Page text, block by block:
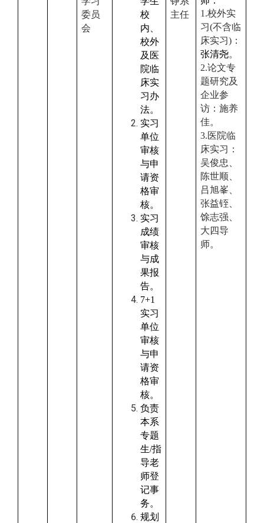
委员
会
校
内、
校外
及医
院临
床实
习办
法。
实习
单位
审核
与申
请资
格审
核。
实习
成绩
审核
与成
果报
告。
7+1
实习
单位
审核
与申
请资
格审
核。
负责
本系
专题
生/指
导老
师登
记事
务。
规划
主任
1.校外实
习(不含临
床实习) ：
张清尧。
2.论文专
题研究及
企业参
访：施养
佳。
3.医院临
床实习：
吴俊忠、
陈世顺、
吕旭峯
张益铚、
馀志强、
大四导
师。